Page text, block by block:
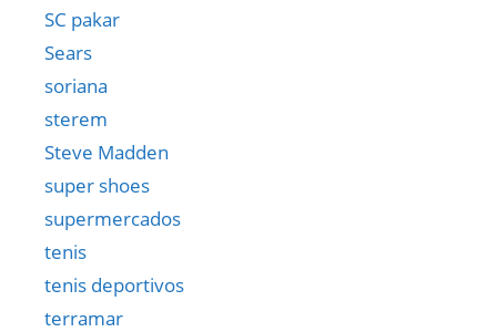
SC pakar
Sears
soriana
sterem
Steve Madden
super shoes
supermercados
tenis
tenis deportivos
terramar